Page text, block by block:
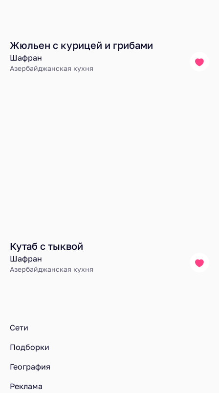
Жюльен с курицей и грибами
Шафран
Азербайджанская кухня
Кутаб с тыквой
Шафран
Азербайджанская кухня
Сети
Подборки
География
Реклама